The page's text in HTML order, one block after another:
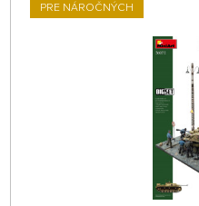
PRE NÁROČNÝCH